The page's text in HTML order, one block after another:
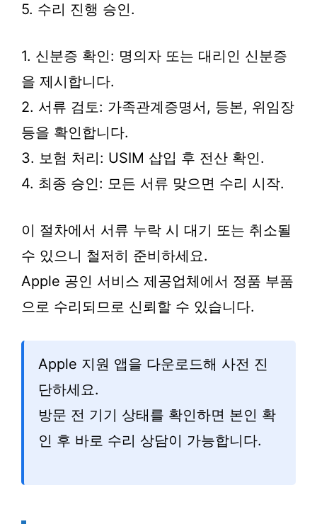
5. 수리 진행 승인.
1. 신분증 확인: 명의자 또는 대리인 신분증
을 제시합니다.
2. 서류 검토: 가족관계증명서, 등본, 위임장
등을 확인합니다.
3. 보험 처리: USIM 삽입 후 전산 확인.
4. 최종 승인: 모든 서류 맞으면 수리 시작.
이 절차에서 서류 누락 시 대기 또는 취소될
수 있으니 철저히 준비하세요.
Apple 공인 서비스 제공업체에서 정품 부품
으로 수리되므로 신뢰할 수 있습니다.
Apple 지원 앱을 다운로드해 사전 진
단하세요.
방문 전 기기 상태를 확인하면 본인 확
인 후 바로 수리 상담이 가능합니다.